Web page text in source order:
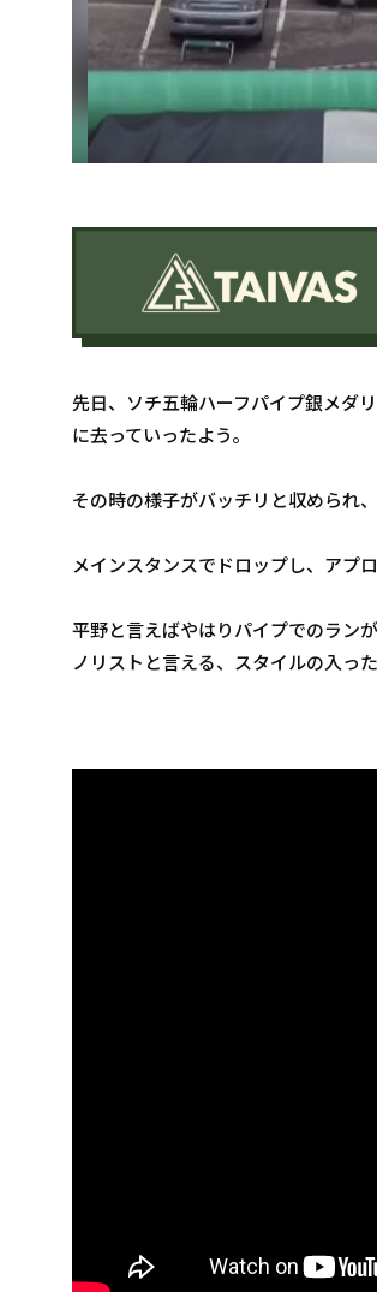
先日、ソチ五輪ハーフパイプ銀メダ
に去っていったよう。
その時の様子がバッチリと収められ、
メインスタンスでドロップし、アプ
平野と言えばやはりパイプでのラン
ノリストと言える、スタイルの入っ